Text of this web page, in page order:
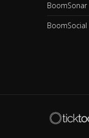
BoomSonar
BoomSocial